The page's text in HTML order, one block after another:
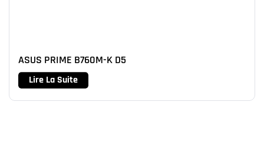
ASUS PRIME B760M-K D5
Lire La Suite